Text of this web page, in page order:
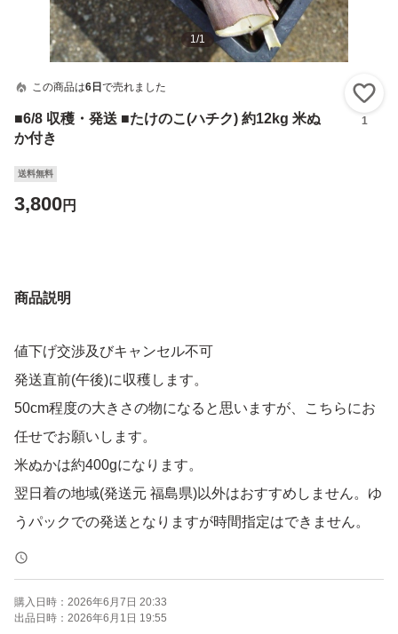
1/1
この商品は6日 で売れました
■6/8 収穫・発送 ■たけのこ(ハチク) 約12kg 米ぬ
か付き
1
送料無料
3,800円
商品説明
値下げ交渉及びキャンセル不可
発送直前(午後)に収穫します。
50cm程度の大きさの物になると思いますが、こちらにお
任せでお願いします。
米ぬかは約400gになります。
翌日着の地域(発送元 福島県)以外はおすすめしません。ゆ
うパックでの発送となりますが時間指定はできません。
購入日時： 2026年6月7日 20:33
出品日時： 2026年6月1日 19:55